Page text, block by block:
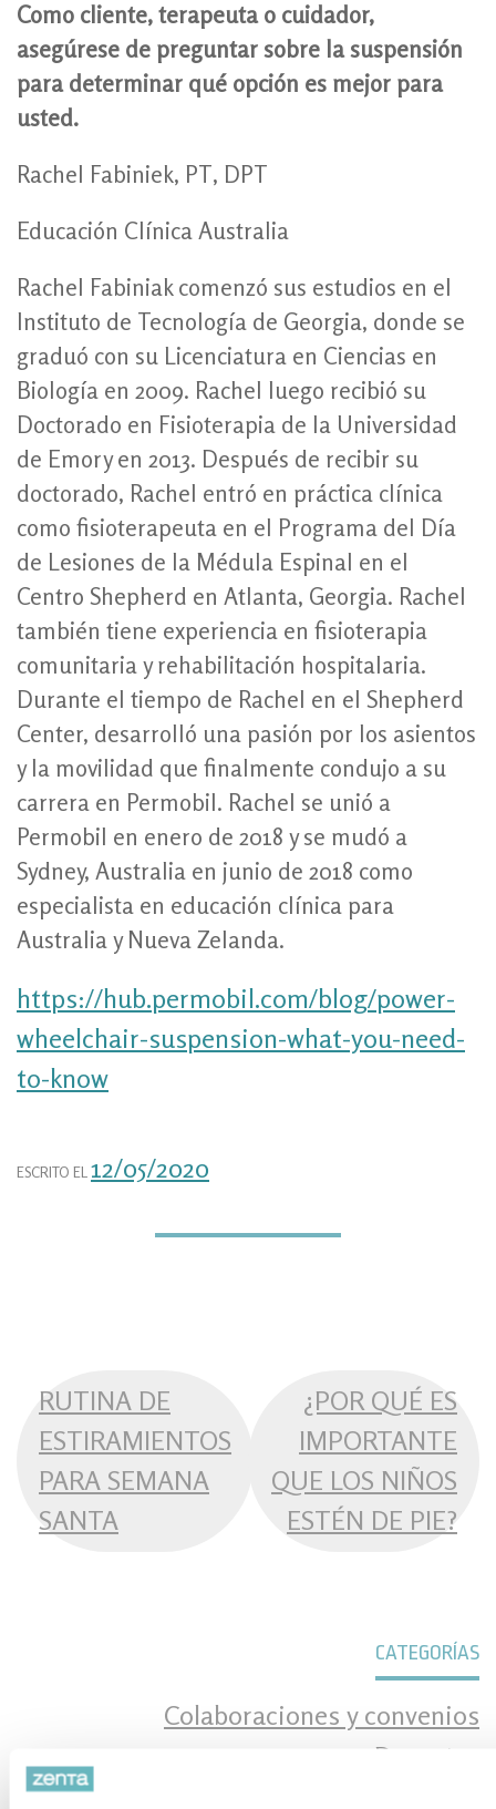
Como cliente, terapeuta o cuidador,
asegúrese de preguntar sobre la suspensión
para determinar qué opción es mejor para
usted.
Rachel Fabiniek, PT, DPT
Educación Clínica Australia
Rachel Fabiniak comenzó sus estudios en el
Instituto de Tecnología de Georgia, donde se
graduó con su Licenciatura en Ciencias en
Biología en 2009. Rachel luego recibió su
Doctorado en Fisioterapia de la Universidad
de Emory en 2013. Después de recibir su
doctorado, Rachel entró en práctica clínica
como fisioterapeuta en el Programa del Día
de Lesiones de la Médula Espinal en el
Centro Shepherd en Atlanta, Georgia. Rachel
también tiene experiencia en fisioterapia
comunitaria y rehabilitación hospitalaria.
Durante el tiempo de Rachel en el Shepherd
Center, desarrolló una pasión por los asientos
y la movilidad que finalmente condujo a su
carrera en Permobil. Rachel se unió a
Permobil en enero de 2018 y se mudó a
Sydney, Australia en junio de 2018 como
especialista en educación clínica para
Australia y Nueva Zelanda.
https://hub.permobil.com/blog/power-
wheelchair-suspension-what-you-need-
to-know
ESCRITO EL12/05/2020
NAVEGACIÓN
DE
ENTRADAS
RUTINA DE
ESTIRAMIENTOS
PARA SEMANA
SANTA
¿POR QUÉ ES
IMPORTANTE
QUE LOS NIÑOS
ESTÉN DE PIE?
CATEGORÍAS
Colaboraciones y convenios
Deportes